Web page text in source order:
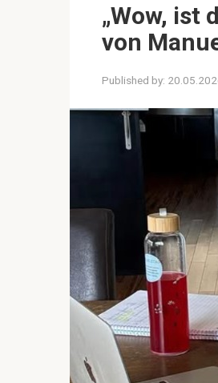
„Wow, ist
von
Published by: